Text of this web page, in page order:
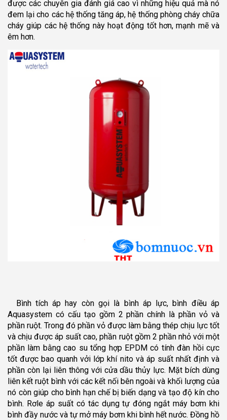
được các chuyên gia đánh giá cao vì những hiệu quả mà nó
đem lại cho các hệ thống tăng áp, hệ thống phòng cháy chữa
cháy giúp các hệ thống này hoạt động tốt hơn, mạnh mẽ và
êm hơn.
Bình tích áp hay còn gọi là bình áp lực, bình điều áp
Aquasystem có cấu tạo gồm 2 phần chính là phần vỏ và
phần ruột. Trong đó phần vỏ được làm bằng thép chịu lực tốt
và chịu được áp suất cao, phần ruột gồm 2 phần nhỏ với một
phần làm bằng cao su tổng hợp EPDM có tính đàn hồi cực
tốt được bao quanh vởi lớp khí nito và áp suất nhất định và
phần còn lại liên thông với cửa dầu thủy lực. Mặt bích dùng
liên kết ruột bình với các kết nối bên ngoài và khối lượng của
nó còn giúp cho bình hạn chế bị biến dạng và tạo độ kín cho
bình. Rơle áp suất có tác dụng tự đóng ngắt máy bơm khi
bình đầy nước và tự mở máy bơm khi bình hết nước. Đồng hồ